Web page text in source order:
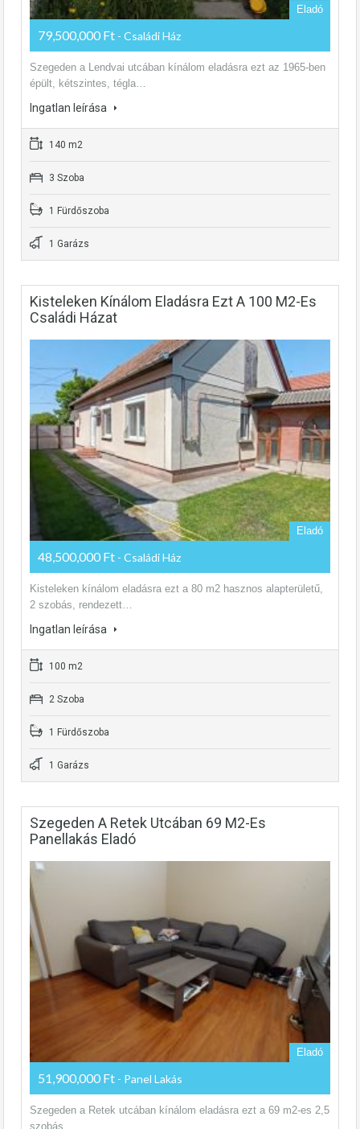
Eladó
79,500,000 Ft - Családi Ház
Szegeden a Lendvai utcában kínálom eladásra ezt az 1965-ben
épült, kétszintes, tégla…
Ingatlan leírása
140 m2
3 Szoba
1 Fürdőszoba
1 Garázs
Kisteleken Kínálom Eladásra Ezt A 100 M2-Es
Családi Házat
Eladó
48,500,000 Ft - Családi Ház
Kisteleken kínálom eladásra ezt a 80 m2 hasznos alapterületű,
2 szobás, rendezett…
Ingatlan leírása
100 m2
2 Szoba
1 Fürdőszoba
1 Garázs
Szegeden A Retek Utcában 69 M2-Es
Panellakás Eladó
Eladó
51,900,000 Ft - Panel Lakás
Szegeden a Retek utcában kínálom eladásra ezt a 69 m2-es 2,5
szobás,…